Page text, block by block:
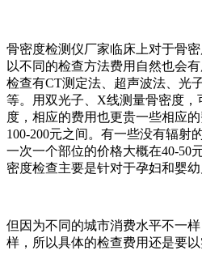
骨密度检测仪厂家临床上对于骨
以不同的检查方法费用自然也会
检查有CT测定法、超声波法、光
等。用双光子、X线测量骨密度
度，相应的费用也更贵一些相应
100-200元之间。有一些没有辐射
一次一个部位的价格大概在40-50
密度检查主要是针对于孕妇和婴幼
但因为不同的城市消费水平不一
样，所以具体的检查费用还是要以